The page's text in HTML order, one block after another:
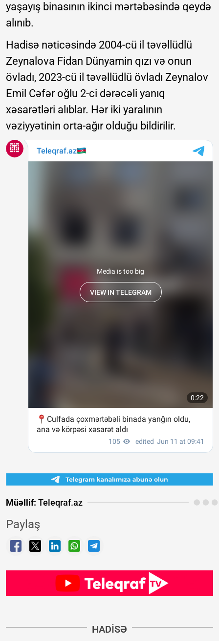
yaşayış binasının ikinci mərtəbəsində qeydə
alınıb.
Hadisə nəticəsində 2004-cü il təvəllüdlü
Zeynalova Fidan Dünyamin qızı və onun
övladı, 2023-cü il təvəllüdlü övladı Zeynalov
Emil Cəfər oğlu 2-ci dərəcəli yanıq
xəsarətləri alıblar. Hər iki yaralının
vəziyyətinin orta-ağır olduğu bildirilir.
Müəllif: Teleqraf.az
Paylaş
HADISƏ